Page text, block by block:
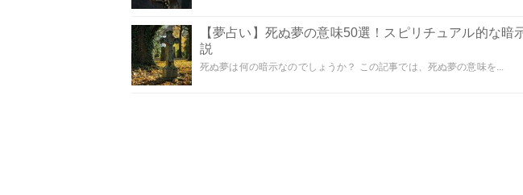
【夢占い】死ぬ夢の意味50選！スピリチュアル的な暗
説
死ぬ夢は何の暗示なのでしょうか？ この記事では、死ぬ夢の意味を...